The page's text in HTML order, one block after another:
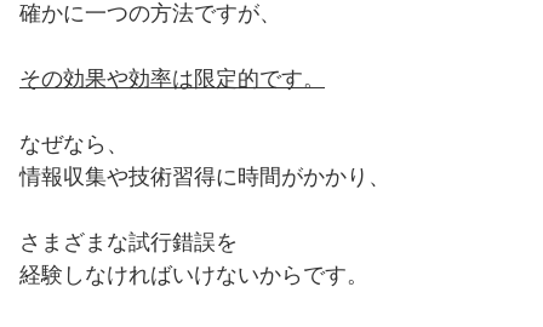
確かに一つの方法ですが、
その効果や効率は限定的です。
なぜなら、
情報収集や技術習得に時間がかかり、
さまざまな試行錯誤を
経験しなければいけないからです。